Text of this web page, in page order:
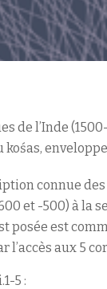
de l’Inde
kośas,
connue
et -500) à la
posée est
l’accès aux 5
5 :